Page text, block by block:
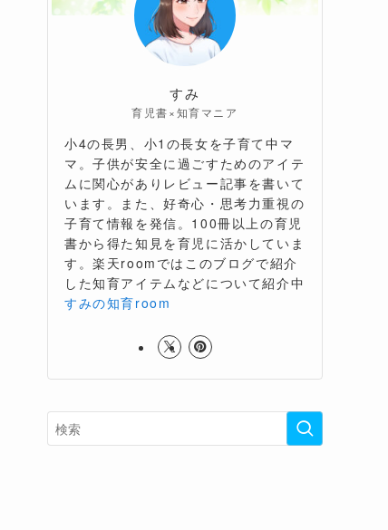
すみ
育児書×知育マニア
小4の長男、小1の長女を子育て中マ
マ。子供が安全に過ごすためのアイテ
ムに関心がありレビュー記事を書いて
います。また、好奇心・思考力重視の
子育て情報を発信。100冊以上の育児
書から得た知見を育児に活かしていま
す。楽天roomではこのブログで紹介
した知育アイテムなどについて紹介中
すみの知育room